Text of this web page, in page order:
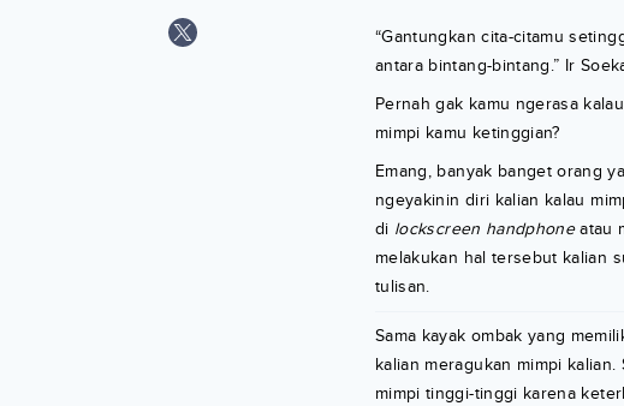
“Gantungkan cita-citamu
antara bintang-bintang.” Ir
Pernah gak kamu ngerasa
mimpi kamu ketinggian?
Emang, banyak banget orang
ngeyakinin diri kalian kalau
di lockscreen handphoneatau
melakukan hal tersebut kalian
tulisan.
Sama kayak ombak yang
kalian meragukan mimpi
mimpi tinggi-tinggi karena